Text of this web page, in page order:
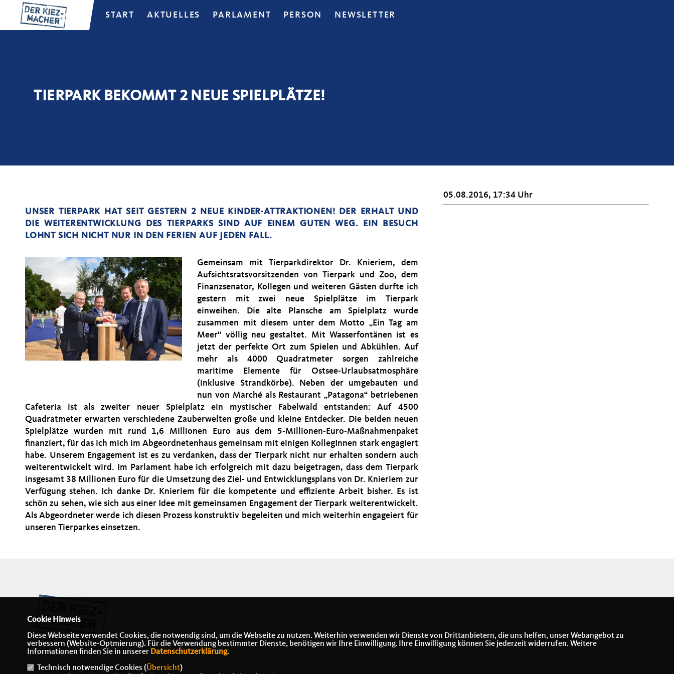
START AKTUELLES PARLAMENT PERSON NEWSLETTER
TIERPARK BEKOMMT 2 NEUE SPIELPLÄTZE!
UNSER ‪TIERPARK‬‬ HAT SEIT GESTERN 2 NEUE KINDER-ATTRAKTIONEN! DER ERHALT UND
DIE WEITERENTWICKLUNG DES TIERPARKS SIND AUF EINEM GUTEN WEG. EIN BESUCH
LOHNT SICH NICHT NUR IN DEN FERIEN AUF JEDEN FALL.
Gemeinsam mit Tierparkdirektor Dr. Knieriem, dem
Aufsichtsratsvorsitzenden von Tierpark und Zoo, dem
Finanzsenator, Kollegen und weiteren Gästen durfte ich
gestern mit zwei neue Spielplätze im Tierpark
einweihen. Die alte Plansche am Spielplatz wurde
zusammen mit diesem unter dem Motto „Ein Tag am
Meer“ völlig neu gestaltet. Mit Wasserfontänen ist es
jetzt der perfekte Ort zum Spielen und Abkühlen. Auf
mehr als 4000 Quadratmeter sorgen zahlreiche
maritime Elemente für Ostsee-Urlaubsatmosphäre
(inklusive Strandkörbe). Neben der umgebauten und
nun von Marché als Restaurant „Patagona“ betriebenen
Cafeteria ist als zweiter neuer Spielplatz ein mystischer Fabelwald entstanden: Auf 4500
Quadratmeter erwarten verschiedene Zauberwelten große und kleine Entdecker. Die beiden neuen
Spielplätze wurden mit rund 1,6 Millionen Euro aus dem 5-Millionen-Euro-Maßnahmenpaket
finanziert, für das ich mich im Abgeordnetenhaus gemeinsam mit einigen KollegInnen stark engagiert
habe. Unserem Engagement ist es zu verdanken, dass der Tierpark nicht nur erhalten sondern auch
weiterentwickelt wird. Im Parlament habe ich erfolgreich mit dazu beigetragen, dass dem Tierpark
insgesamt 38 Millionen Euro für die Umsetzung des Ziel- und Entwicklungsplans von Dr. Knieriem zur
Verfügung stehen. Ich danke Dr. Knieriem für die kompetente und effiziente Arbeit bisher. Es ist
schön zu sehen, wie sich aus einer Idee mit gemeinsamen Engagement der Tierpark weiterentwickelt.
Als Abgeordneter werde ich diesen Prozess konstruktiv begeleiten und mich weiterhin engageiert für
unseren Tierparkes einsetzen.
05.08.2016, 17:34 Uhr
IMPRESSUM DATENSCHUTZ KONTAKT
Cookie Hinweis
Diese Webseite verwendet Cookies, die notwendig sind, um die Webseite zu nutzen. Weiterhin verwenden wir Dienste von Drittanbietern, die uns helfen, unser Webangebot zu
verbessern (Website-Optmierung). Für die Verwendung bestimmter Dienste, benötigen wir Ihre Einwilligung. Ihre Einwilligung können Sie jederzeit widerrufen. Weitere
Informationen finden Sie in unserer Datenschutzerklärung.
Technisch notwendige Cookies (Übersicht)